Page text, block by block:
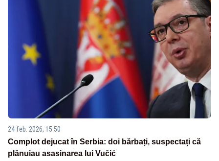
24 feb. 2026, 15:50
Complot dejucat în Serbia: doi bărbați, suspectați că
plănuiau asasinarea lui Vučić